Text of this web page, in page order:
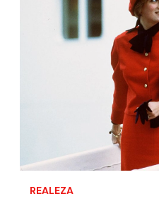
REALEZA